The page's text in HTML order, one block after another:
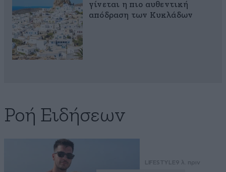
γίνεται η πιο αυθεντική
απόδραση των Κυκλάδων
Ροή Ειδήσεων
LIFESTYLE9 λ. πριν